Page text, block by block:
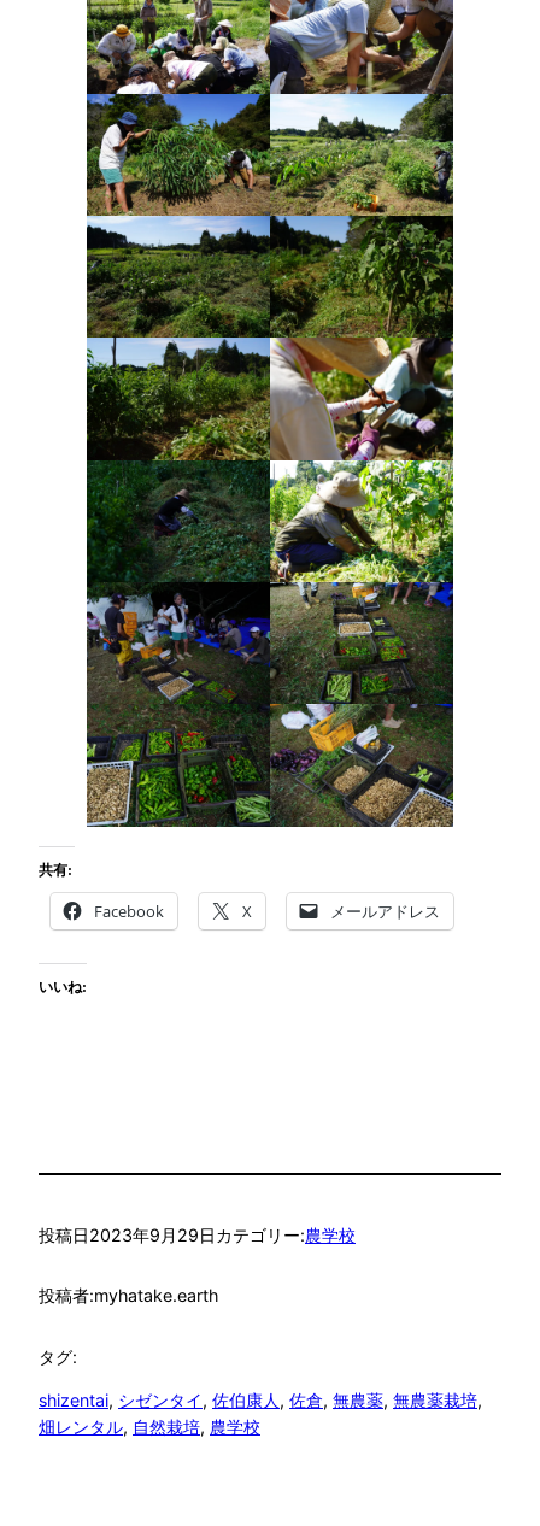
共有:
Facebook X メールアドレス
いいね:
投稿日2023年9月29日カテゴリー:農学校
投稿者:myhatake.earth
タグ:
shizentai, シゼンタイ, 佐伯康人 , 佐倉, 無農薬, 無農薬栽培
畑レンタル, 自然栽培, 農学校